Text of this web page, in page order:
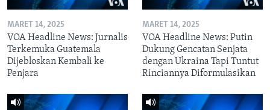
MARET 14, 2025
VOA Headline News: Jurnalis
Terkemuka Guatemala
Dijebloskan Kembali ke
Penjara
MARET 14, 2025
VOA Headline News: Putin
Dukung Gencatan Senjata
dengan Ukraina Tapi Tuntut
Rinciannya Diformulasikan